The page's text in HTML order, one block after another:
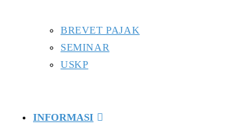
BREVET PAJAK
SEMINAR
USKP
INFORMASI